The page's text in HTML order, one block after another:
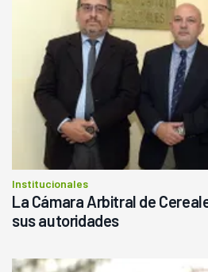
Institucionales
La Cámara Arbitral de
sus autoridades